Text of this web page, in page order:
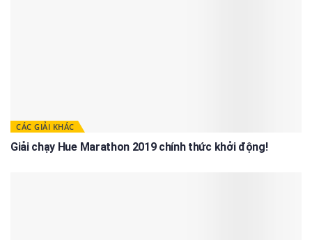
CÁC GIẢI KHÁC
Giải chạy Hue Marathon 2019 chính thức khởi động!